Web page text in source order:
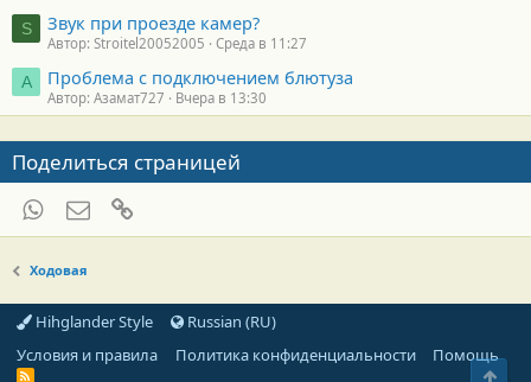
S Звук при проезде камер?
Автор: Stroitel20052005 Среда в 11:27
А Проблема с подключением блютуза
Автор: Азамат727 Вчера в 13:30
Поделиться страницей
WhatsAppЭлектронная почта
Ходовая
Hihglander Style
Russian (RU)
Условия и правила
Политика конфиденциальности Помощь
R